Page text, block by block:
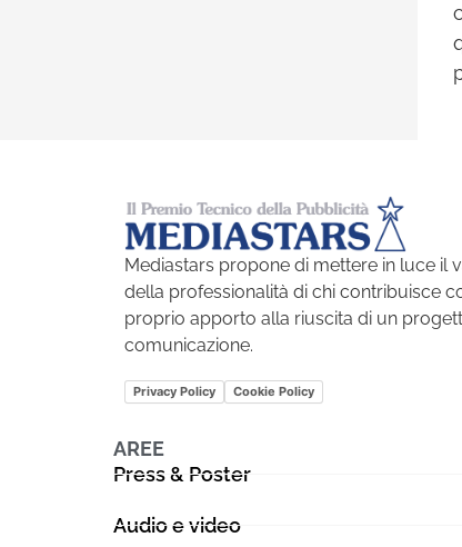
Mediastars propone di mettere in luce il
della professionalità di chi contribuisce
proprio apporto alla riuscita di un
comunicazione.
Privacy Policy Cookie Policy
AREE
Press & Poster
Audio e video